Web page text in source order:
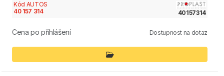
Kód AUTOS
40 157 314
40157314
Cena po přihlášení Dostupnost na dotaz